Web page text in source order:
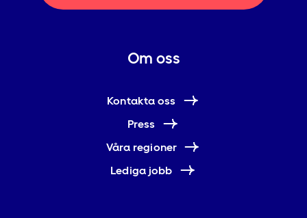
Om oss
Kontakta oss
Press
Våra regioner
Lediga jobb